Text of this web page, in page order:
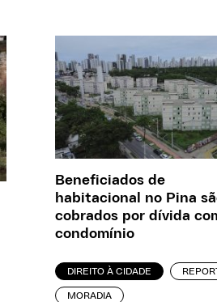
Beneficiados de
habitacional no Pina
cobrados por dívida
condomínio
DIREITO À CIDADE
MORADIA